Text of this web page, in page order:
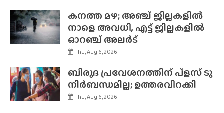
കനത്ത മഴ; അഞ്ച് ജില്ലകളിൽ
നാളെ അവധി, എട്ട് ജില്ലകളിൽ
ഓറഞ്ച് അലർട്
Thu, Aug 6, 2026
ബിരുദ പ്രവേശനത്തിന് പ്ളസ് ടു
നിർബന്ധമില്ല; ഉത്തരവിറക്കി
Thu, Aug 6, 2026